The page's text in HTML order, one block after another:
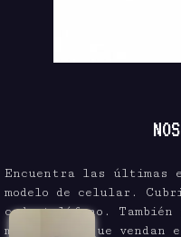
Encuentra las últimas
modelo de celular.
cada teléfono. También
mayoristas que vendan